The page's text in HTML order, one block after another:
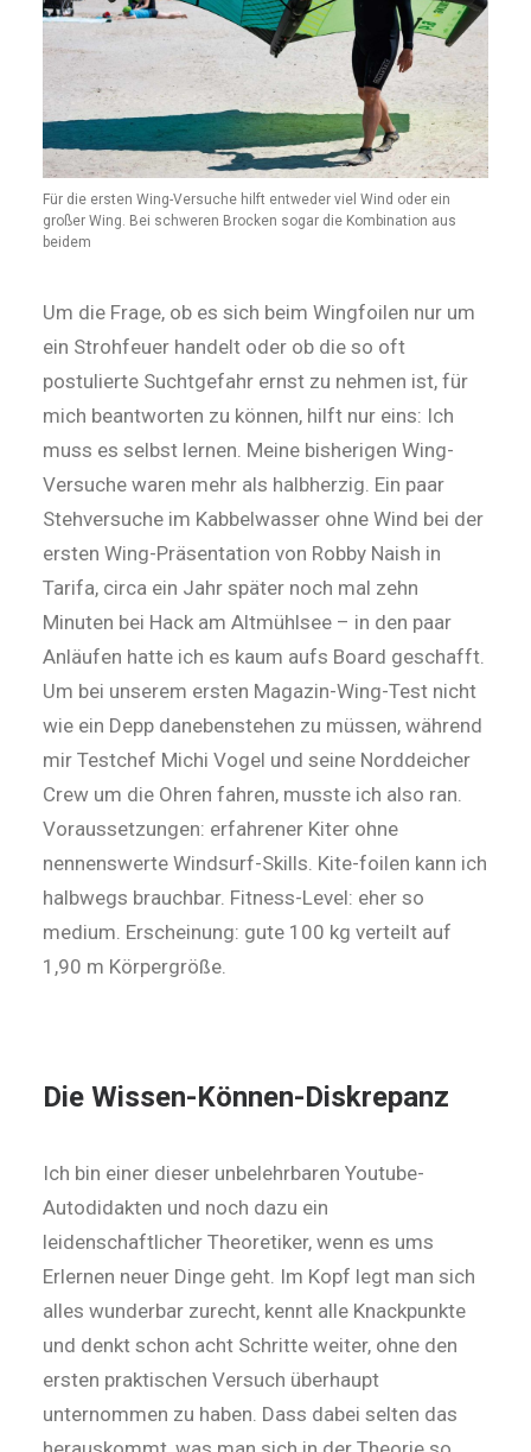
Für die ersten Wing-Versuche hilft entweder viel Wind oder ein
großer Wing. Bei schweren Brocken sogar die Kombination aus
beidem
Um die Frage, ob es sich beim Wingfoilen nur um
ein Strohfeuer handelt oder ob die so oft
postulierte Sucht­gefahr ernst zu nehmen ist, für
mich beantworten zu können, hilft nur eins: Ich
muss es selbst lernen. Meine bisherigen Wing-
Versuche wa­ren mehr als halbherzig. Ein paar
Stehversuche im Kabbelwasser ohne Wind bei der
ersten Wing-Präsentation von Robby Naish in
Tarifa, circa ein Jahr später noch mal zehn
Minuten bei Hack am Altmühlsee – in den paar
Anläufen hatte ich es kaum aufs Board geschafft.
Um bei unserem ersten Magazin-Wing-Test nicht
wie ein Depp danebenstehen zu müssen, während
mir Testchef Michi Vogel und seine Norddeicher
Crew um die Ohren fahren, musste ich also ran.
Voraussetzungen: erfahrener Kiter ohne
nennenswerte Windsurf-Skills. Kite-foilen kann ich
halbwegs brauchbar. Fitness-Level: eher so
medium. Erscheinung: gute 100 kg verteilt auf
1,90 m Körpergröße.
Die Wissen-Können-Diskrepanz
Ich bin einer dieser unbelehrbaren Youtube-
Autodidakten und noch dazu ein
leidenschaftlicher Theoretiker, wenn es ums
Erlernen neuer Dinge geht. Im Kopf legt man sich
alles wunderbar zurecht, kennt alle Knack­punkte
und denkt schon acht Schritte weiter, ohne den
ersten prak­tischen Versuch überhaupt
unternommen zu haben. Dass dabei selten das